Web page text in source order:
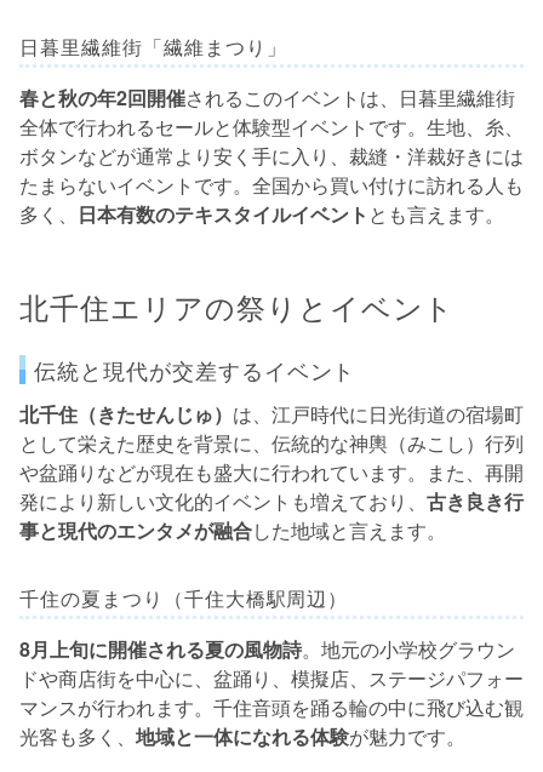
日暮里繊維街「繊維まつり」
春と秋の年2回開催されるこのイベントは、日暮里繊維街
全体で行われるセールと体験型イベントです。生地、糸、
ボタンなどが通常より安く手に入り、裁縫・洋裁好きには
たまらないイベントです。全国から買い付けに訪れる人も
多く、 日本有数のテキスタイルイベント とも言えます。
北千住エリアの祭りとイベント
伝統と現代が交差するイベント
北千住（きたせんじゅ） は、江戸時代に日光街道の宿場町
として栄えた歴史を背景に、伝統的な神輿（みこし）行列
や盆踊りなどが現在も盛大に行われています。また、再開
発により新しい文化的イベントも増えており、 古き良き行
事と現代のエンタメが融合した地域と言えます。
千住の夏まつり（千住大橋駅周辺）
8月上旬に開催される夏の風物詩。地元の小学校グラウン
ドや商店街を中心に、盆踊り、模擬店、ステージパフォー
マンスが行われます。千住音頭を踊る輪の中に飛び込む観
光客も多く、 地域と一体になれる体験が魅力です。